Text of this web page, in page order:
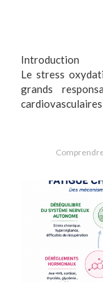
Introduction
Le stress
grands